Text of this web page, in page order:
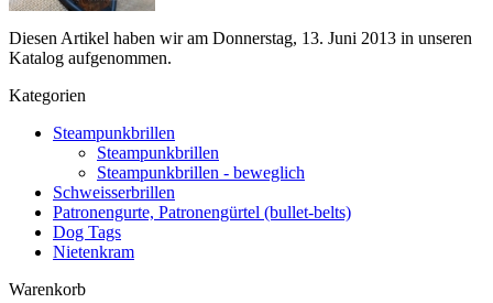
Diesen Artikel haben wir am Donnerstag, 13. Juni 2013 in unseren
Katalog aufgenommen.
Kategorien
Steampunkbrillen
Steampunkbrillen
Steampunkbrillen - beweglich
Schweisserbrillen
Patronengurte, Patronengürtel (bullet-belts)
Dog Tags
Nietenkram
Warenkorb